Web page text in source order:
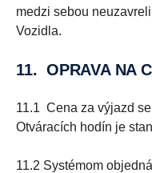
medzi sebou
Vozidla.
11. OPRAVA NA
11.1 Cena za výjazd
Otváracích hodín je
11.2 Systémom